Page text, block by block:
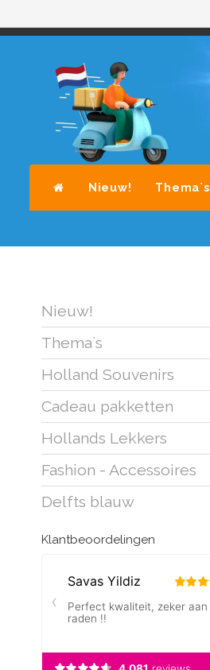
Nieuw! Thema`s
Nieuw!
Thema`s
Holland Souvenirs
Cadeau pakketten
Hollands Lekkers
Fashion - Accessoires
Delfts blauw
Klantbeoordelingen